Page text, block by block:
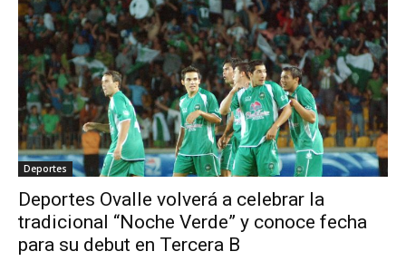
Deportes
Deportes Ovalle volverá a celebrar la
tradicional “Noche Verde” y conoce fecha
para su debut en Tercera B